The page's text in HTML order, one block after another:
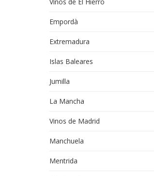
Empordà
Extremadura
Islas Baleares
Jumilla
La Mancha
Vinos de Madrid
Manchuela
Mentrida